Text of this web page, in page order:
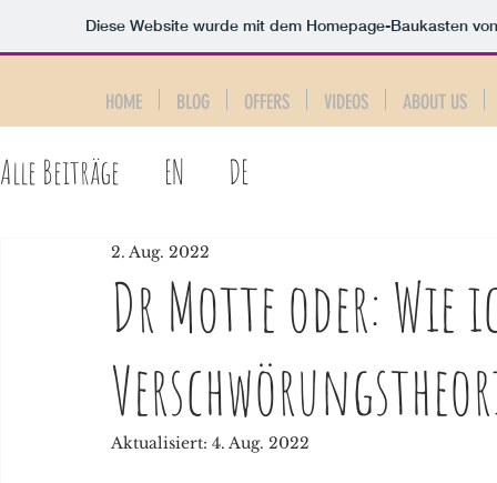
Diese Website wurde mit dem Homepage-Baukasten
HOME BLOG OFFERS VIDEOS ABOUT US
Alle Beiträge EN DE
Dr Motte oder: Wie
2. Aug. 2022
Aktualisiert: 4. Aug. 2022